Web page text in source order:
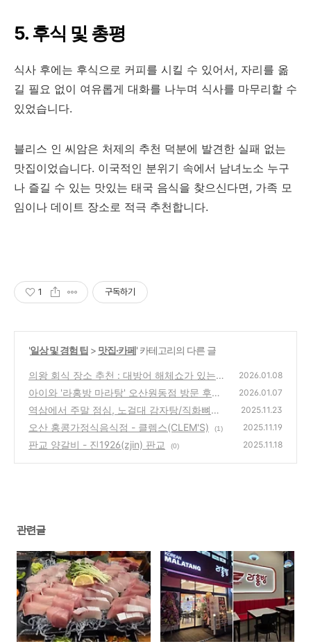
5. 후식 및 총평
식사 후에는 후식으로 커피를 시킬 수 있어서, 자리를 옮
길 필요 없이 여유롭게 대화를 나누며 식사를 마무리할 수
있었습니다.
블리스 인 씨암은 처제의 추천 덕분에 발견한 실패 없는
맛집이었습니다. 이국적인 분위기 속에서 남녀노소 누구
나 즐길 수 있는 맛있는 태국 음식을 찾으신다면, 가족 모
임이나 데이트 장소로 적극 추천합니다.
1 구독하기
'일상 및 경험 팁 > 맛집·카페' 카테고리의 다른 글
의왕 회식 장소 추천 : 대방어 해체쇼가 있는
'숙성회공방' 단체 송년회 후기
(0)
2026.01.08
아이와 '라홍방 마라탕' 오산원동점 방문 후기
(0)
2026.01.07
역삼에서 주말 점심, 노걸대 감자탕/직화뼈구
이 역삼역점
(0)
2025.11.23
오산 홍콩가정식음식점 - 클렘스(CLEM'S) (1) 2025.11.19
판교 양갈비 - 진1926(zjin) 판교 (0) 2025.11.18
관련글